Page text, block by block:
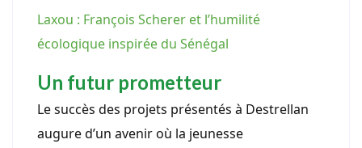
Laxou : François Scherer et l’humilité
écologique inspirée du Sénégal
Un futur prometteur
Le succès des projets présentés à Destrellan
augure d’un avenir où la jeunesse